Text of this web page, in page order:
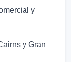
y
y Gran